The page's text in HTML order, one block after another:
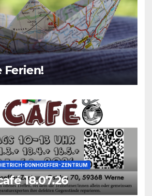
Ferien!
BONHOEFFER-ZENTRUM
18.07.26